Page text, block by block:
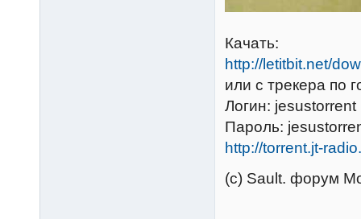
Качать:
http://letitbit.net/
или с трекера по
Логин: jesustorrent
Пароль:
http://torrent.jt-
(c) Sault. форум